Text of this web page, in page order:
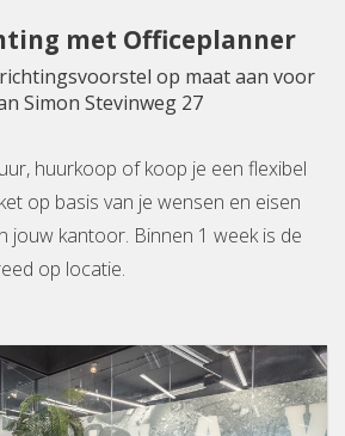
met Officeplanner
op maat aan voor
Simon Stevinweg 27
huurkoop of koop je een flexibel
op basis van je wensen en eisen
jouw kantoor. Binnen 1 week is de
op locatie.